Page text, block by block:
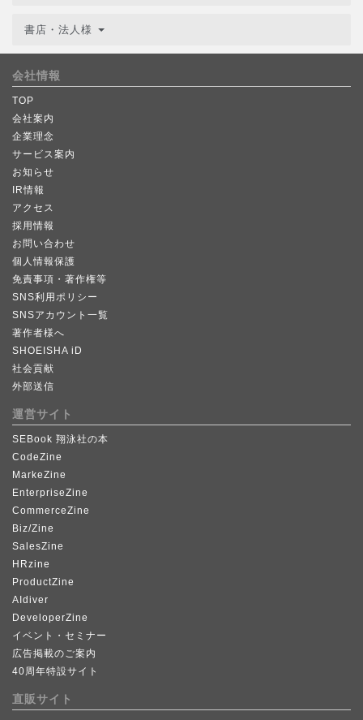
書店・法人様
会社情報
TOP
会社案内
企業理念
サービス案内
お知らせ
IR情報
アクセス
採用情報
お問い合わせ
個人情報保護
免責事項・著作権等
SNS利用ポリシー
SNSアカウント一覧
著作者様へ
SHOEISHA iD
社会貢献
外部送信
運営サイト
SEBook 翔泳社の本
CodeZine
MarkeZine
EnterpriseZine
CommerceZine
Biz/Zine
SalesZine
HRzine
ProductZine
AIdiver
DeveloperZine
イベント・セミナー
広告掲載のご案内
40周年特設サイト
直販サイト